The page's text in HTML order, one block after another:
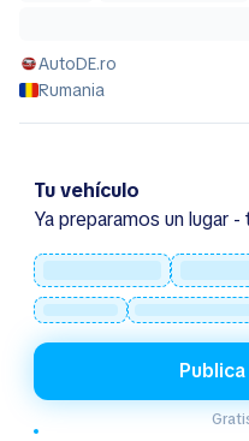
AutoDE.ro
Rumania
Tu vehículo
Ya preparamos un lugar